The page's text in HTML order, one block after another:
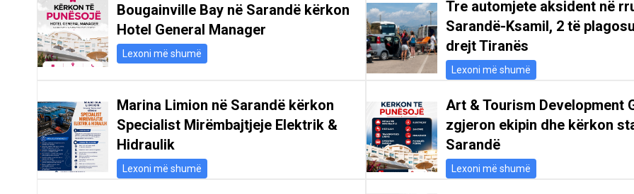
Bougainville Bay në Sarandë kërkon
Hotel General Manager
Lexoni më shumë
Tre automjete aksident në
Sarandë-Ksamil, 2 të
drejt Tiranës
Lexoni më shumë
Marina Limion në Sarandë kërkon
Specialist Mirëmbajtjeje Elektrik &
Hidraulik
Lexoni më shumë
Art & Tourism Development
zgjeron ekipin dhe kërkon
Sarandë
Lexoni më shumë